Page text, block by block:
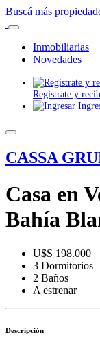
Buscá más
Inmobiliarias
Novedades
Registrate y
CASSA
Casa en
Bahía
U$S 198.000
3 Dormitorios
2 Baños
A estrenar
Descripción